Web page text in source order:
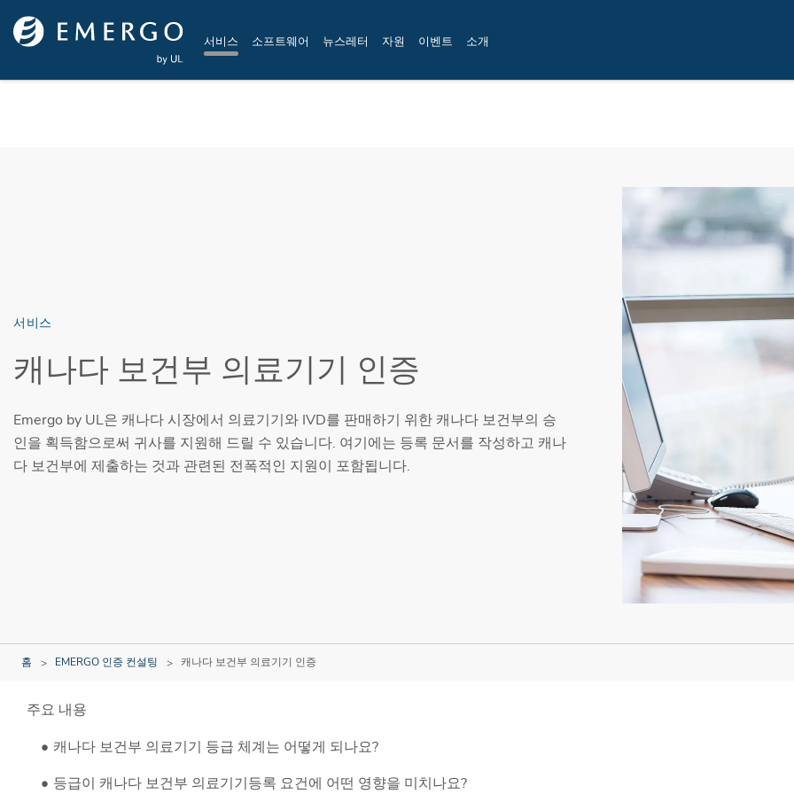
Skip to main content
서비스 소프트웨어 뉴스레터 자원 이벤트 소개
서비스
캐나다 보건부 의료기기 인증
Emergo by UL은 캐나다 시장에서 의료기기와 IVD를 판매하기 위한 캐나다 보건부의 승
인을 획득함으로써 귀사를 지원해 드릴 수 있습니다. 여기에는 등록 문서를 작성하고 캐나
다 보건부에 제출하는 것과 관련된 전폭적인 지원이 포함됩니다.
홈 EMERGO 인증 컨설팅 캐나다 보건부 의료기기 인증
주요 내용
캐나다 보건부 의료기기 등급 체계는 어떻게 되나요?
등급이 캐나다 보건부 의료기기등록 요건에 어떤 영향을 미치나요?